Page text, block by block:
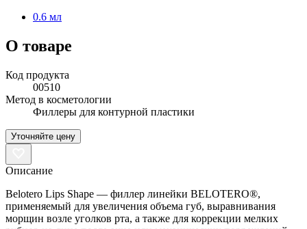
0.6 мл
О товаре
Код продукта
00510
Метод в косметологии
Филлеры для контурной пластики
Уточняйте цену
Описание
Belotero Lips Shape — филлер линейки BELOTERO®,
применяемый для увеличения объема губ, выравнивания
морщин возле уголков рта, а также для коррекции мелких